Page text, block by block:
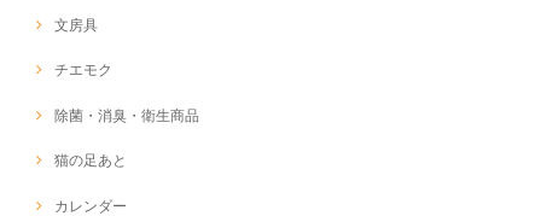
文房具
チエモク
除菌・消臭・衛生商品
猫の足あと
カレンダー